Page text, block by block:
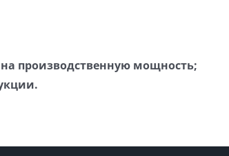
производственную мощность;